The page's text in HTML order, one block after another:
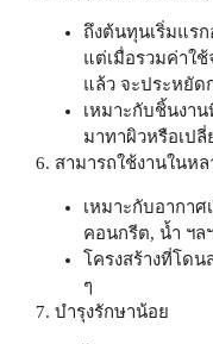
ถึงต้นทุนเริ่มแรก
แต่เมื่อรวมค่าใ
แล้ว จะประหยัด
เหมาะกับชิ้นงา
มาทาผิวหรือเป
6. สามารถใช้งานในห
เหมาะกับอากาศ
คอนกรีต, น้ำ ฯล
โครงสร้างที่โด
ๆ
7. บำรุงรักษาน้อย